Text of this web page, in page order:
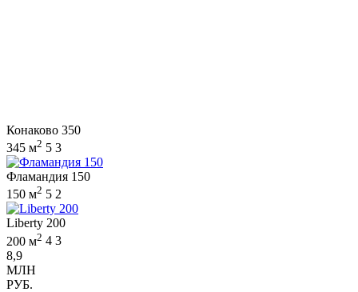
Конаково 350
345 м2 5 3
Фламандия 150
150 м2 5 2
Liberty 200
200 м2 4 3
8,9
МЛН
РУБ.